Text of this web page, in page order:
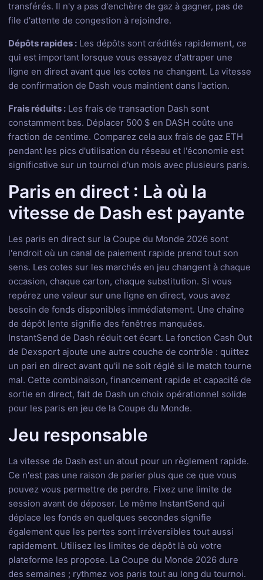
transférés. Il n'y a pas d'enchère de gaz à gagner, pas de
file d'attente de congestion à rejoindre.
Dépôts rapides : Les dépôts sont crédités rapidement, ce
qui est important lorsque vous essayez d'attraper une
ligne en direct avant que les cotes ne changent. La vitesse
de confirmation de Dash vous maintient dans l'action.
Frais réduits : Les frais de transaction Dash sont
constamment bas. Déplacer 500 $ en DASH coûte une
fraction de centime. Comparez cela aux frais de gaz ETH
pendant les pics d'utilisation du réseau et l'économie est
significative sur un tournoi d'un mois avec plusieurs paris.
Paris en direct : Là où la
vitesse de Dash est payante
Les paris en direct sur la Coupe du Monde 2026 sont
l'endroit où un canal de paiement rapide prend tout son
sens. Les cotes sur les marchés en jeu changent à chaque
occasion, chaque carton, chaque substitution. Si vous
repérez une valeur sur une ligne en direct, vous avez
besoin de fonds disponibles immédiatement. Une chaîne
de dépôt lente signifie des fenêtres manquées.
InstantSend de Dash réduit cet écart. La fonction Cash Out
de Dexsport ajoute une autre couche de contrôle : quittez
un pari en direct avant qu'il ne soit réglé si le match tourne
mal. Cette combinaison, financement rapide et capacité de
sortie en direct, fait de Dash un choix opérationnel solide
pour les paris en jeu de la Coupe du Monde.
Jeu responsable
La vitesse de Dash est un atout pour un règlement rapide.
Ce n'est pas une raison de parier plus que ce que vous
pouvez vous permettre de perdre. Fixez une limite de
session avant de déposer. Le même InstantSend qui
déplace les fonds en quelques secondes signifie
également que les pertes sont irréversibles tout aussi
rapidement. Utilisez les limites de dépôt là où votre
plateforme les propose. La Coupe du Monde 2026 dure
des semaines ; rythmez vos paris tout au long du tournoi.